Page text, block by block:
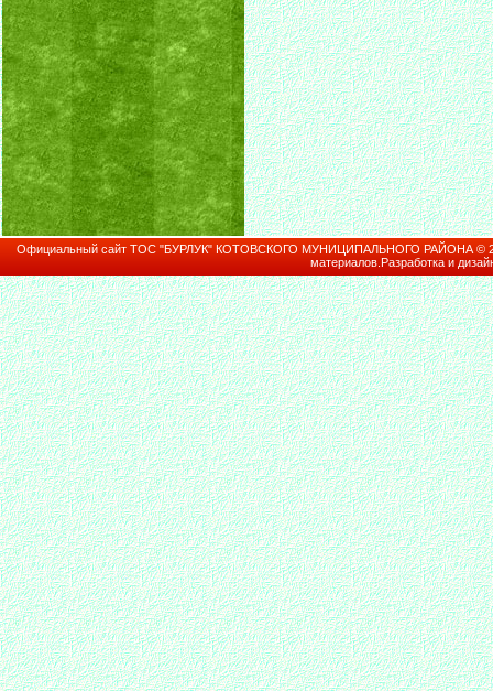
Официальный сайт ТОС "БУРЛУК" КОТОВСКОГО МУНИЦИПАЛЬНОГО РАЙОНА ©
материалов.Разработка и